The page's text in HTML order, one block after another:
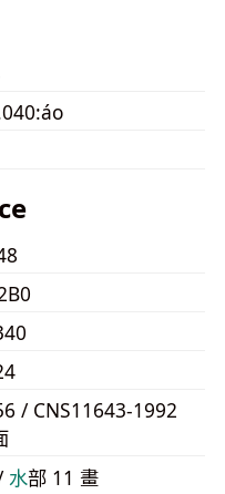
/ CNS11643-1992
⽔部 11 畫